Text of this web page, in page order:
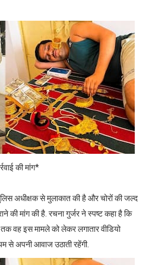
की मांग*
अधीक्षक से मुलाकात की है और चोरों की जल्द
की मांग की है. रचना गुर्जर ने स्पष्ट कहा है कि
वह इस मामले को लेकर लगातार वीडियो
से अपनी आवाज उठाती रहेंगी.